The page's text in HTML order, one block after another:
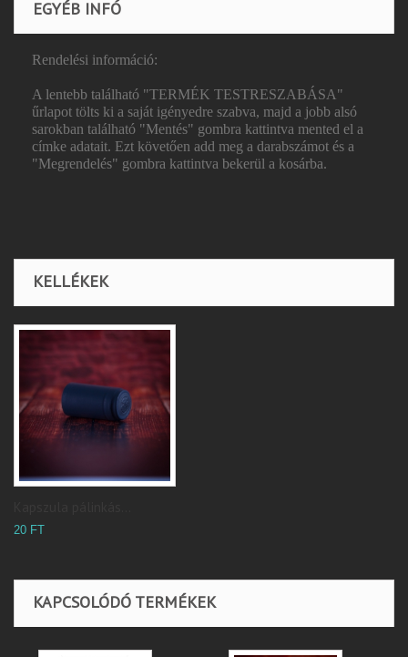
EGYÉB INFÓ
Rendelési információ:
A lentebb található "TERMÉK TESTRESZABÁSA"
űrlapot tölts ki a saját igényedre szabva, majd a jobb alsó
sarokban található "Mentés" gombra kattintva mented el a
címke adatait. Ezt követően add meg a darabszámot és a
"Megrendelés" gombra kattintva bekerül a kosárba.
KELLÉKEK
20 FT
KAPCSOLÓDÓ TERMÉKEK